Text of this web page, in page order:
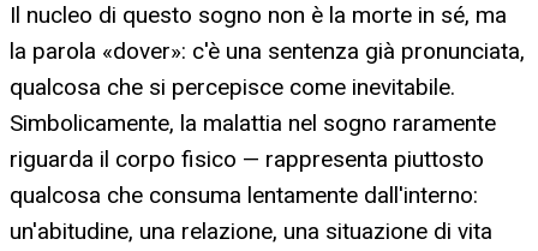
Il nucleo di questo sogno non è la morte in sé, ma
la parola «dover»: c'è una sentenza già pronunciata,
qualcosa che si percepisce come inevitabile.
Simbolicamente, la malattia nel sogno raramente
riguarda il corpo fisico — rappresenta piuttosto
qualcosa che consuma lentamente dall'interno:
un'abitudine, una relazione, una situazione di vita